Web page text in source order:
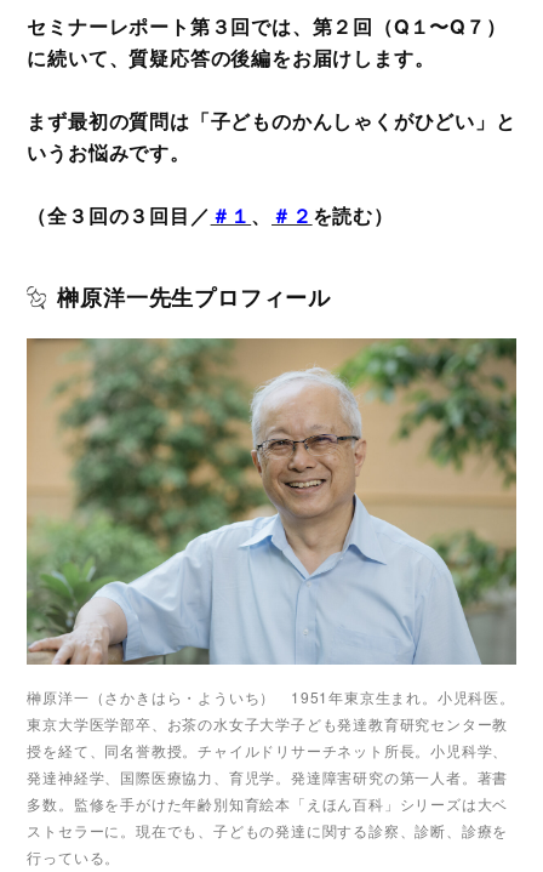
セミナーレポート第３回では、第２回（Q１〜Q７）
に続いて、質疑応答の後編をお届けします。
まず最初の質問は「子どものかんしゃくがひどい」と
いうお悩みです。
（全３回の３回目／ ＃１ 、 ＃２ を読む）
榊原洋一先生プロフィール
榊原洋一（さかきはら・よういち） 1951年東京生まれ。小児科医。
東京大学医学部卒、お茶の水女子大学子ども発達教育研究センター教
授を経て、同名誉教授。チャイルドリサーチネット所長。小児科学、
発達神経学、国際医療協力、育児学。発達障害研究の第一人者。著書
多数。監修を手がけた年齢別知育絵本「えほん百科」シリーズは大ベ
ストセラーに。現在でも、子どもの発達に関する診察、診断、診療を
行っている。